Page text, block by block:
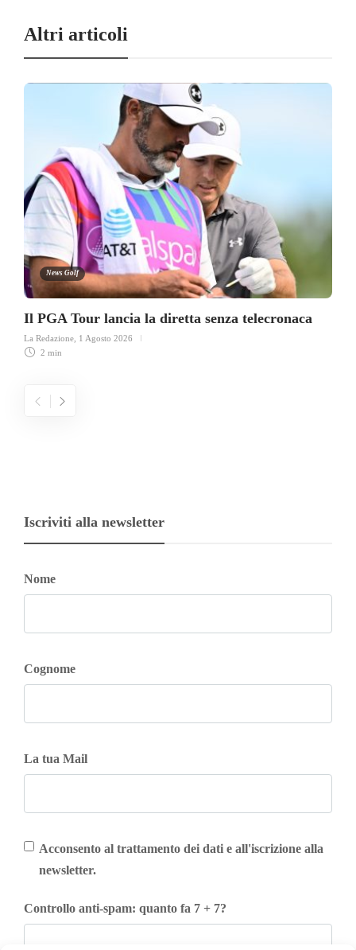
Altri articoli
News Golf
Il PGA Tour lancia la diretta senza telecronaca
La Redazione 1 Agosto 2026
2 min
Iscriviti alla newsletter
Nome
Cognome
La tua Mail
Acconsento al trattamento dei dati e all'iscrizione alla
newsletter.
Controllo anti-spam: quanto fa 7 + 7?